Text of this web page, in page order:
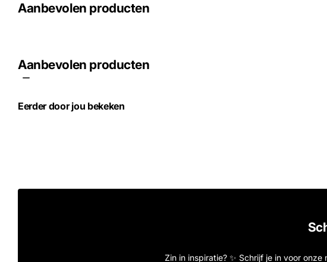
Aanbevolen producten
Aanbevolen producten
Eerder door jou bekeken
Zin in inspiratie? ✨ Schrijf je in voor